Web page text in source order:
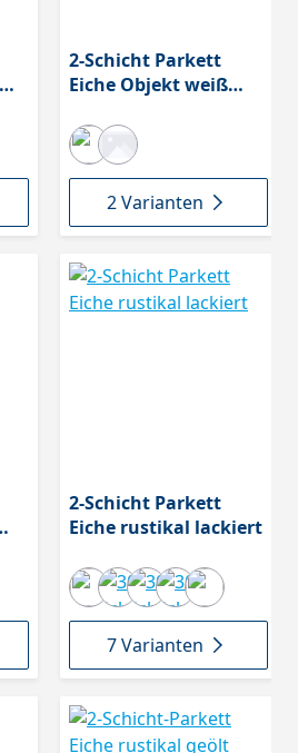
2-Schicht Parkett
Eiche Objekt weiß
2 Varianten
2-Schicht Parkett
Eiche rustikal lackiert
7 Varianten